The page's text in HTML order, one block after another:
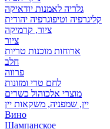
גלריה לאמנות יודאיקה
קליגרפיה וטיפוגרפיה יהודית
ציור, קרמיקה
ציור
ארוחות מוכנות טריות
חלב
פרווה
לחם טרי ומזונות
מוצרי אלכוהול כשרים
יין, שמפניה, משקאות יין
Вино
Шампанское